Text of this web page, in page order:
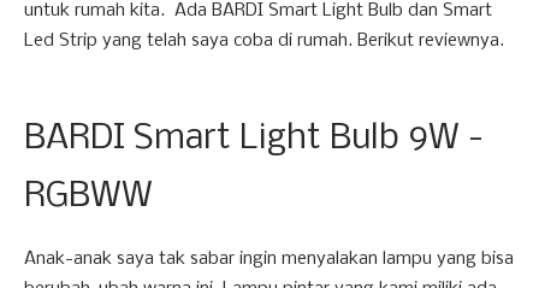
untuk rumah kita. Ada BARDI Smart Light Bulb dan Smart
Led Strip yang telah saya coba di rumah. Berikut reviewnya.
BARDI Smart Light Bulb 9W -
RGBWW
Anak-anak saya tak sabar ingin menyalakan lampu yang bisa